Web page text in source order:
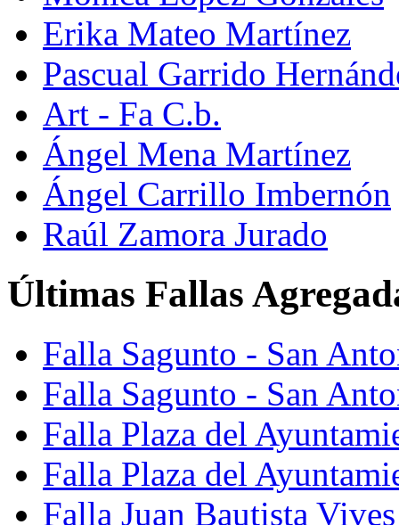
Erika Mateo Martínez
Pascual Garrido
Art - Fa C.b.
Ángel Mena Martínez
Ángel Carrillo Imbernón
Raúl Zamora Jurado
Últimas Fallas
Falla Sagunto - San
Falla Sagunto - San
Falla Plaza del
Falla Plaza del
Falla Juan Bautista